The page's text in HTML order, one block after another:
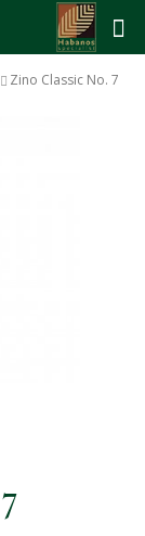
Zino Classic No. 7